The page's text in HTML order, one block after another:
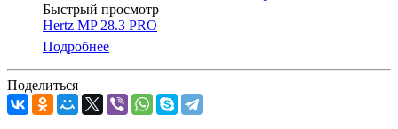
Быстрый просмотр
Hertz MP 28.3 PRO
Подробнее
Поделиться